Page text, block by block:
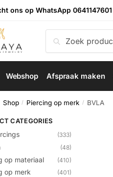
ons op WhatsApp 0641147601
naar:
Zoeken
Webshop Afspraak maken
Shop / Piercing op merk / BVLA
CATEGORIES
(333)
(48)
op materiaal (410)
op merk (401)